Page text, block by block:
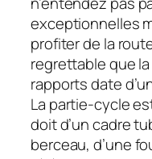
exceptionnelles
profiter de la
regrettable que
rapports date
La partie-cycle
doit d’un cadre
berceau, d’une